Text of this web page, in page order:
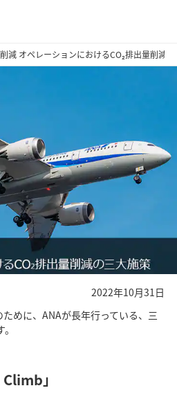
減 オペレーションにおけるCO₂排出量削減
2022年10月31日
めに、ANAが長年行っている、三
」